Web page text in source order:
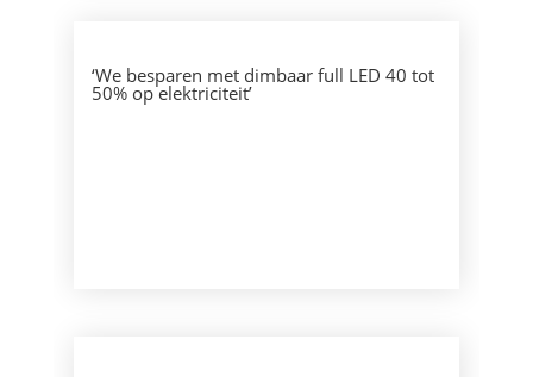
‘We besparen met dimbaar full LED 40 tot
50% op elektriciteit’